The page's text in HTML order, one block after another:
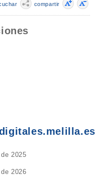
compartir
2025
2026